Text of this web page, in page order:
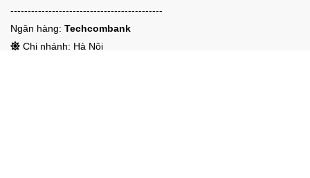
--------------------------------------------
Ngân hàng: Techcombank
Chi nhánh: Hà Nội